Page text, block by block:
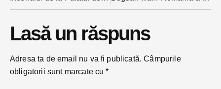
Lasă un răspuns
Adresa ta de email nu va fi publicată. Câmpurile
obligatorii sunt marcate cu*